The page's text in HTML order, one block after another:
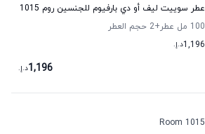
عطر سوييت ليف أو دي بارفيوم للجنسين روم 1015
100 مل عطر
+2
حجم العطر
1,196د.إ.
1,196د.إ.
Room 1015